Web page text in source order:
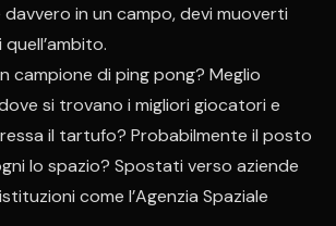
in un campo, devi muoverti
campione di ping pong? Meglio
si trovano i migliori giocatori e
il tartufo? Probabilmente il posto
lo spazio? Spostati verso aziende
come l’Agenzia Spaziale